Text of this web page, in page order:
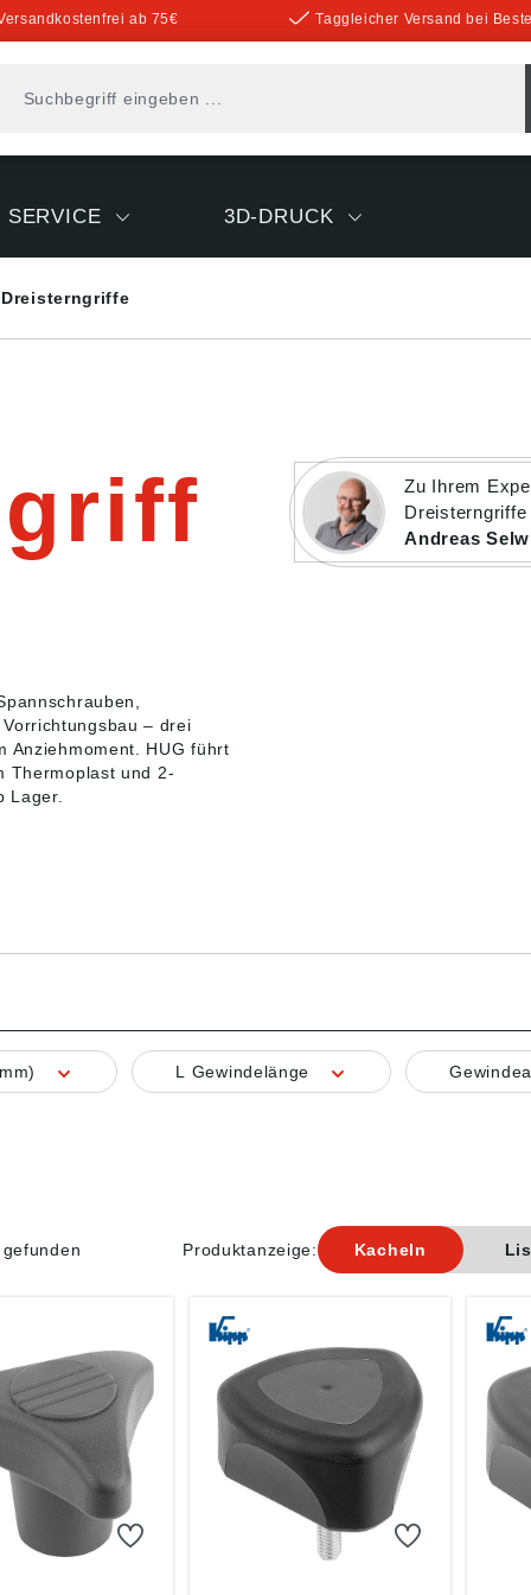
ab 75€ Taggleicher Versand bei
SERVICE 3D-DRUCK
Dreisterngriffe
– drei
Anziehmoment. HUG führt
Thermoplast und 2-
Lager.
Zu Ihrem
Dreisterngriffe
Andreas
L Gewindelänge
Produktanzeige: Kacheln